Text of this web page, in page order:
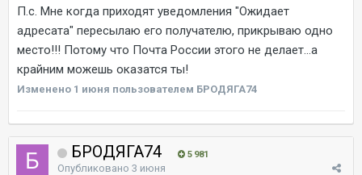
П.с. Мне когда приходят уведомления "Ожидает
адресата" пересылаю его получателю, прикрываю одно
место!!! Потому что Почта России этого не делает...а
крайним можешь оказатся ты!
Изменено 1 июня пользователем БРОДЯГА74
БРОДЯГА74 5 981
Опубликовано 3 июня